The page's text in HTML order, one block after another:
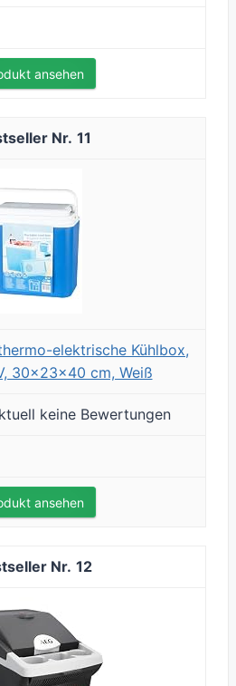
ansehen
11
elektrische Kühlbox,
30x23x40 cm, Weiß
keine Bewertungen
ansehen
12